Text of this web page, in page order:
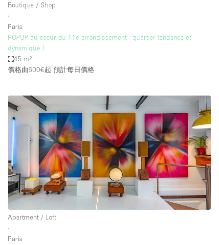
Boutique / Shop
∙
Paris
POPUP au coeur du 11e arrondissement - quartier tendance et
dynamique !
45 m²
價格由600€起 預計每日價格
Apartment / Loft
∙
Paris